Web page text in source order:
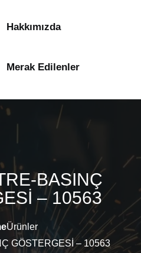
Hakkımızda
Merak Edilenler
BASINÇ
– 10563
Ürünler
GÖSTERGESİ – 10563